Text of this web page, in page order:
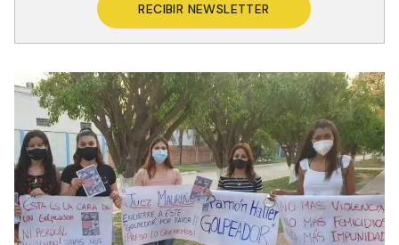
RECIBIR NEWSLETTER